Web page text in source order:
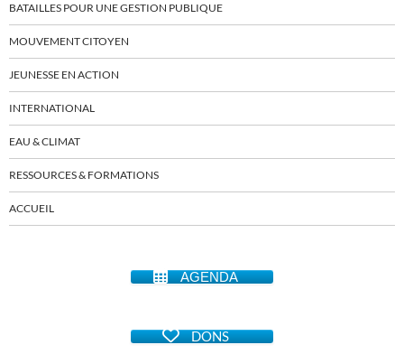
BATAILLES POUR UNE GESTION PUBLIQUE
MOUVEMENT CITOYEN
JEUNESSE EN ACTION
INTERNATIONAL
EAU & CLIMAT
RESSOURCES & FORMATIONS
ACCUEIL
AGENDA
DONS